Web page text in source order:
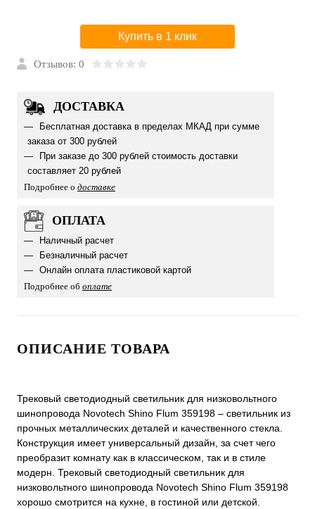
Купить в 1 клик
Отзывов: 0
ДОСТАВКА
Бесплатная доставка в пределах МКАД при сумме
заказа от 300 рублей
При заказе до 300 рублей стоимость доставки
составляет 20 рублей
Подробнее о доставке
ОПЛАТА
Наличный расчет
Безналичный расчет
Онлайн оплата пластиковой картой
Подробнее об оплате
ОПИСАНИЕ ТОВАРА
Трековый светодиодный светильник для низковольтного
шинопровода Novotech Shino Flum 359198 – светильник из
прочных металлических деталей и качественного стекла.
Конструкция имеет универсальный дизайн, за счет чего
преобразит комнату как в классическом, так и в стиле
модерн. Трековый светодиодный светильник для
низковольтного шинопровода Novotech Shino Flum 359198
хорошо смотрится на кухне, в гостиной или детской.